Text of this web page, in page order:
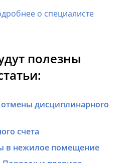
о специалисте
полезны
дисциплинарного
счета
в нежилое помещение